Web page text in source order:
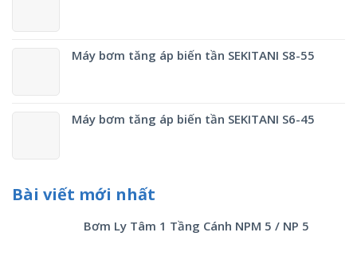
Máy bơm tăng áp biến tần SEKITANI S8-55
Máy bơm tăng áp biến tần SEKITANI S6-45
Bài viết mới nhất
Bơm Ly Tâm 1 Tầng Cánh NPM 5 / NP 5